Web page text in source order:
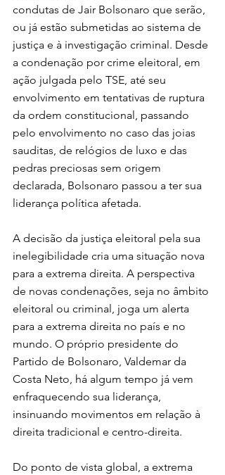
condutas de Jair Bolsonaro que serão,
ou já estão submetidas ao sistema de
justiça e à investigação criminal. Desde
a condenação por crime eleitoral, em
ação julgada pelo TSE, até seu
envolvimento em tentativas de ruptura
da ordem constitucional, passando
pelo envolvimento no caso das joias
sauditas, de relógios de luxo e das
pedras preciosas sem origem
declarada, Bolsonaro passou a ter sua
liderança política afetada.
A decisão da justiça eleitoral pela sua
inelegibilidade cria uma situação nova
para a extrema direita. A perspectiva
de novas condenações, seja no âmbito
eleitoral ou criminal, joga um alerta
para a extrema direita no país e no
mundo. O próprio presidente do
Partido de Bolsonaro, Valdemar da
Costa Neto, há algum tempo já vem
enfraquecendo sua liderança,
insinuando movimentos em relação à
direita tradicional e centro-direita.
Do ponto de vista global, a extrema